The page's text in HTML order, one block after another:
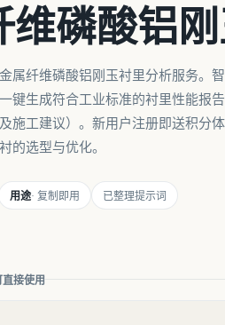
维磷酸铝
属纤维磷酸铝刚玉衬里分析服务。
键生成符合工业标准的衬里性能报
施工建议）。新用户注册即送积分
的选型与优化。
用途· 复制即用 已整理提示词
接使用